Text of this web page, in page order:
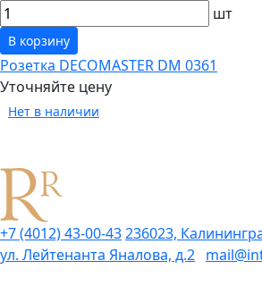
шт
В корзину
Розетка DECOMASTER DM 0361
Уточняйте цену
Нет в наличии
+7 (4012) 43-00-43236023,
ул. Лейтенанта Яналова, д.2